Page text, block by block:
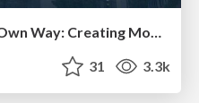
31 3.3k